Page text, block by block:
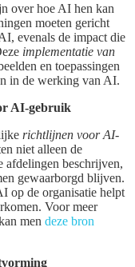
over hoe AI hen kan
moeten gericht
evenals de impact die
implementatie van
en toepassingen
in de werking van AI.
AI-gebruik
richtlijnen voor AI-
niet alleen de
afdelingen beschrijven,
gewaarborgd blijven.
op de organisatie helpt
Voor meer
men deze bron